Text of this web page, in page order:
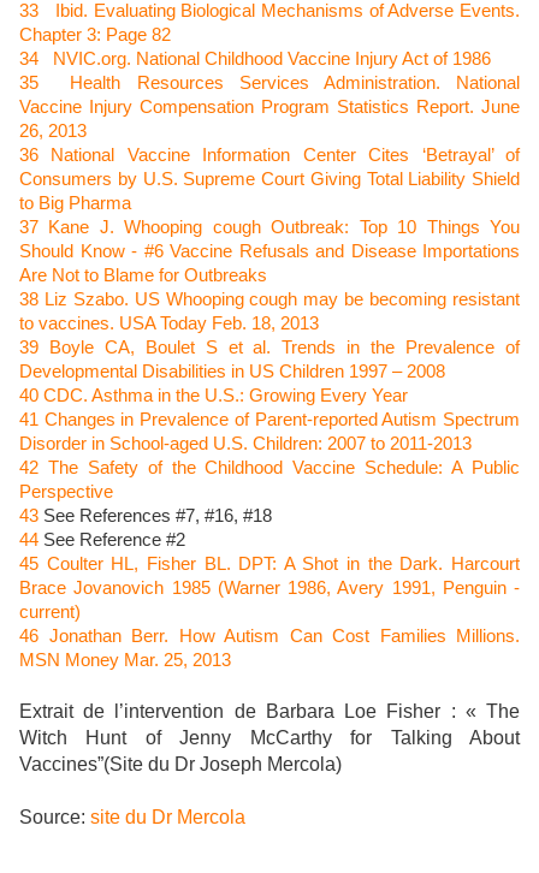
33
Ibid. Evaluating Biological Mechanisms of Adverse Events.
Chapter 3: Page 82
34
NVIC.org. National Childhood Vaccine Injury Act of 1986
35
Health Resources Services Administration.
National
Vaccine Injury Compensation Program Statistics Report. June
26, 2013
36
National Vaccine Information Center Cites ‘Betrayal’ of
Consumers by U.S. Supreme Court Giving Total Liability Shield
to Big Pharma
37
Kane J. Whooping cough Outbreak: Top 10 Things You
Should Know - #6 Vaccine Refusals and Disease Importations
Are Not to Blame for Outbreaks
38 Liz Szabo. US Whooping cough may be becoming resistant
to vaccines. USA Today Feb. 18, 2013
39
Boyle CA, Boulet S et al.
Trends in the Prevalence of
Developmental Disabilities in US Children 1997 – 2008
40 CDC. Asthma in the U.S.: Growing Every Year
41 Changes in Prevalence of Parent-reported Autism Spectrum
Disorder in School-aged U.S. Children: 2007 to 2011-2013
42 The Safety of the Childhood Vaccine Schedule: A Public
Perspective
43 See References #7, #16, #18
44 See Reference #2
45 Coulter HL, Fisher BL. DPT: A Shot in the Dark. Harcourt
Brace Jovanovich 1985 (Warner 1986, Avery 1991, Penguin -
current)
46 Jonathan Berr. How Autism Can Cost Families Millions.
MSN Money Mar. 25, 2013
Extrait de l’intervention de Barbara Loe Fisher : « The
Witch Hunt of Jenny McCarthy for Talking About
Vaccines”(Site du Dr Joseph Mercola)
Source: site du Dr Mercola